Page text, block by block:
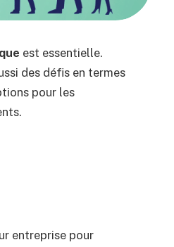
est essentielle.
des défis en termes
pour les
entreprise pour